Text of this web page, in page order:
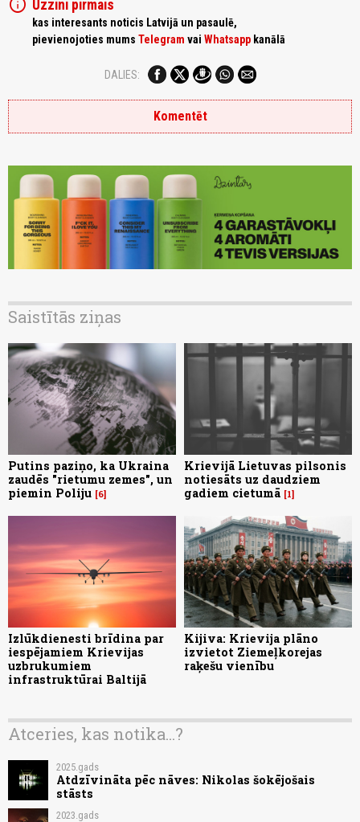
info Uzzini pirmais
kas interesants noticis Latvijā un pasaulē,
pievienojoties mums Telegram vai Whatsapp kanālā
DALIES:
Komentēt
Saistītās ziņas
Putins paziņo, ka Ukraina
zaudēs "rietumu zemes", un
piemin Poliju 6
Krievijā Lietuvas pilsonis
notiesāts uz daudziem
gadiem cietumā 1
Izlūkdienesti brīdina par
iespējamiem Krievijas
uzbrukumiem
infrastruktūrai Baltijā
Kijiva: Krievija plāno
izvietot Ziemeļkorejas
raķešu vienību
Atceries, kas notika...?
2025.gads
Atdzīvināta pēc nāves: Nikolas šokējošais
stāsts
2023.gads